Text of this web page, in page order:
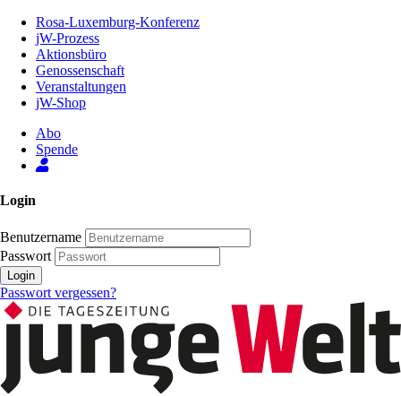
Inhalt
Seite
Rosa-Luxemburg-Konferenz
jW-Prozess
Aktionsbüro
Genossenschaft
Veranstaltungen
jW-Shop
Abo
Spende
Login
Benutzername
Passwort
Login
Passwort vergessen?